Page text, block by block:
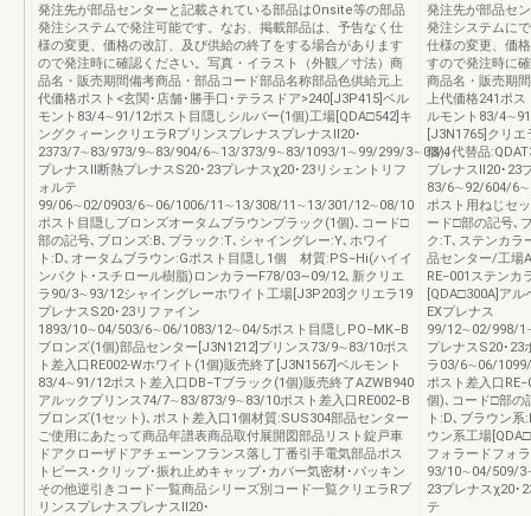
発注先が部品センターと記載されている部品はOnsite等の部品
発注システムで発注可能です。なお、掲載部品は、予告なく仕
様の変更、価格の改訂、及び供給の終了をする場合があります
ので発注時に確認ください。写真・イラスト（外観／寸法）商
品名・販売期間備考商品・部品コード部品名称部品色供給元上
代価格ポスト<玄関･店舗･勝手口･テラスドア>240[J3P415]ベル
モント83/4∼91/12ポスト目隠しシルバー(1個)工場[QDA□542]キ
ングクィーンクリエラRプリンスプレナスプレナスⅡ20･
2373/7∼83/973/9∼83/904/6∼13/373/9∼83/1093/1∼99/299/3∼03/4
プレナスⅡ断熱プレナスS20･23プレナスχ20･23リシェントリフ
ォルテ
99/06∼02/0903/6∼06/1006/11∼13/308/11∼13/301/12∼08/10
ポスト目隠しブロンズオータムブラウンブラック(1個)､コード□
部の記号､ブロンズ:B､ブラック:T､シャイングレー:Y､ホワイ
ト:D､オータムブラウン:Gポスト目隠し1個 材質:PS−Hi(ハイイ
ンパクト･スチロール樹脂)ロンカラーF78/03∼09/12､新クリエ
ラ90/3∼93/12シャイングレーホワイト工場[J3P203]クリエラ19
プレナスS20･23リファイン
1893/10∼04/503/6∼06/1083/12∼04/5ポスト目隠しPO−MK−B
ブロンズ(1個)部品センター[J3N1212]プリンス73/9∼83/10ポス
ト差入口RE002-Wホワイト(1個)販売終了[J3N1567]ベルモント
83/4∼91/12ポスト差入口DB−Tブラック(1個)販売終了AZWB940
アルックプリンス74/7∼83/873/9∼83/10ポスト差入口RE002−B
ブロンズ(1セット)､ポスト差入口1個材質:SUS304部品センター
ご使用にあたって商品年譜表商品取付展開図部品リスト錠戸車
ドアクローザドアチェーンフランス落し丁番引手電気部品ポス
トピース･クリップ･振れ止めキャップ･カバー気密材･パッキン
その他逆引きコード一覧商品シリーズ別コード一覧クリエラRプ
リンスプレナスプレナスⅡ20･
発注先が部品セ
発注システムに
仕様の変更、価
すので発注時に
商品名・販売期
上代価格241ポス
ルモント83/
[J3N1765]クリ
個)､代替品
プレナスⅡ20･23
83/6∼92/604/
ポスト用ねじセ
ード□部の記号､
ク:T､ステンカラ
品センター/工場
RE−001ステンカ
[QDA□300A]ア
EXプレナス
99/12∼02/998/
プレナスS20･23
ラ03/6∼06/
ポスト差入口
個)､コード□部の
ト:D､ブラウン
ウン系工場
フォラードフォ
93/10∼04/509/
23プレナスχ20･
テ